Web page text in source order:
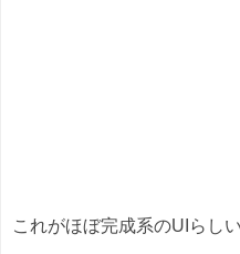
これがほぼ完成系のUIらしい